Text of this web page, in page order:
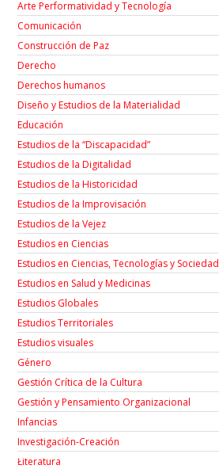
Arte Performatividad y Tecnología
Comunicación
Construcción de Paz
Derecho
Derechos humanos
Diseño y Estudios de la Materialidad
Educación
Estudios de la “Discapacidad”
Estudios de la Digitalidad
Estudios de la Historicidad
Estudios de la Improvisación
Estudios de la Vejez
Estudios en Ciencias
Estudios en Ciencias, Tecnologías y Sociedad
Estudios en Salud y Medicinas
Estudios Globales
Estudios Territoriales
Estudios visuales
Género
Gestión Crítica de la Cultura
Gestión y Pensamiento Organizacional
Infancias
Investigación-Creación
Łiteratura